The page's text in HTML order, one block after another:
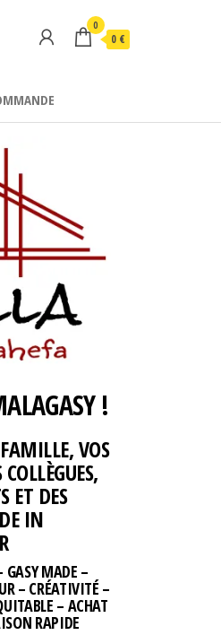
0
0 €
!
VOS
ET DES
IN
GASY MADE –
– CRÉATIVITÉ –
– ACHAT
RAPIDE